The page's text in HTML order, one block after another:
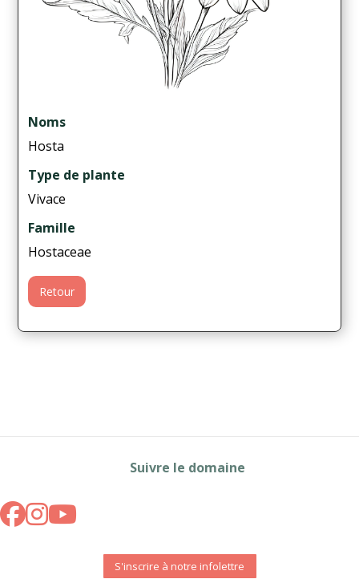
Noms
Hosta
Type de plante
Vivace
Famille
Hostaceae
Retour
Suivre le domaine
S'inscrire à notre infolettre